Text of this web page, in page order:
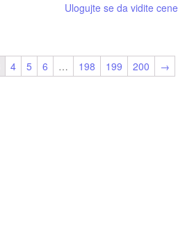
Ulogujte se da vidite cene
4 5 6 … 198 199 200 →